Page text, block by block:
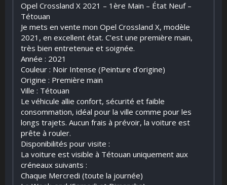
Opel Crossland X 2021 – 1ère Main – État Neuf –
Tétouan
Je mets en vente mon Opel Crossland X, modèle
2021, en excellent état. C’est une première main,
très bien entretenue et soignée.
​Année : 2021
​Couleur : Noir Intense (Peinture d’origine)
​Origine : Première main
​Ville : Tétouan
​Le véhicule allie confort, sécurité et faible
consommation, idéal pour la ville comme pour les
longs trajets. Aucun frais à prévoir, la voiture est
prête à rouler.
​Disponibilités pour visite :
​La voiture est visible à Tétouan uniquement aux
créneaux suivants :
​Chaque Mercredi (toute la journée)